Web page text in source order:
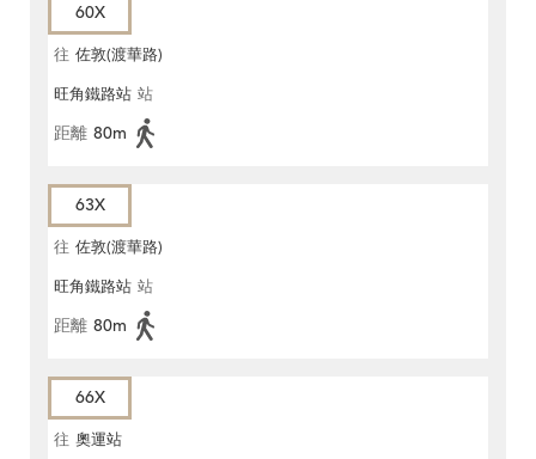
60X
往 佐敦(渡華路)
旺角鐵路站 站
距離 80m
63X
往 佐敦(渡華路)
旺角鐵路站 站
距離 80m
66X
往 奧運站